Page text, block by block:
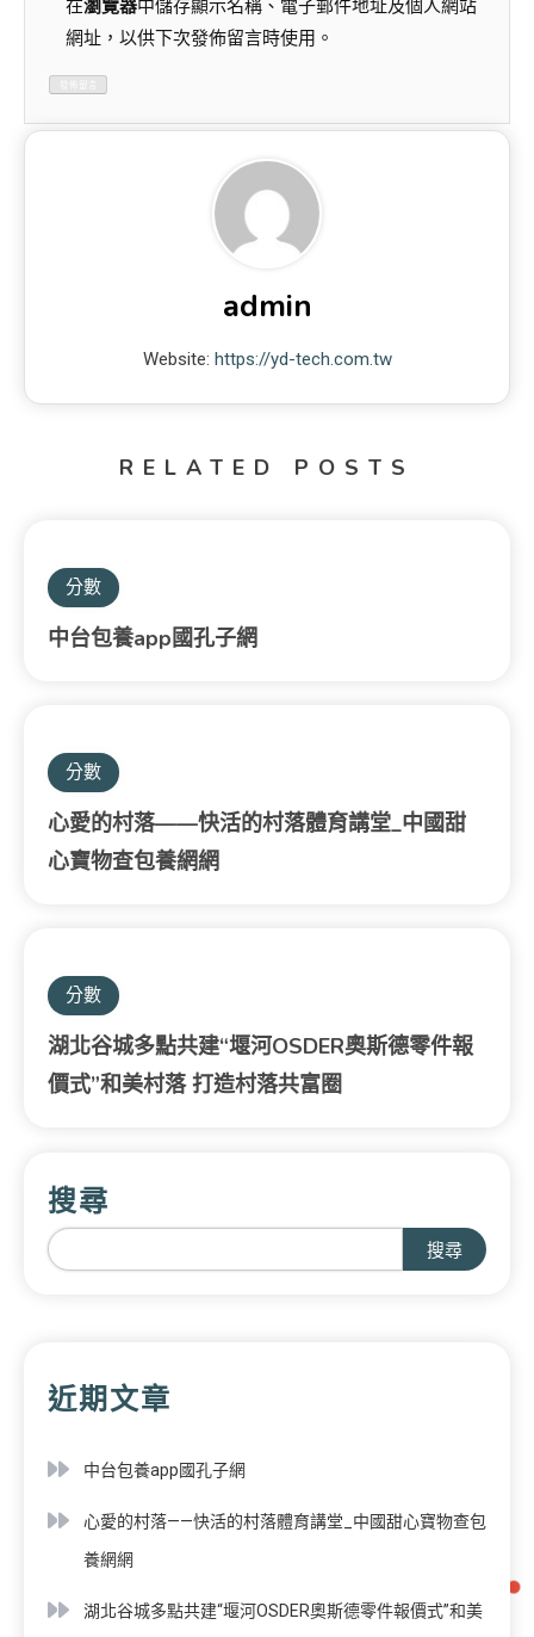
在瀏覽器中儲存顯示名稱、電子郵件地址及個人網站
網址，以供下次發佈留言時使用。
admin
Website: https://yd-tech.com.tw
RELATED POSTS
分數
中台包養app國孔子網
分數
心愛的村落——快活的村落體育講堂_中國甜
心寶物查包養網網
分數
湖北谷城多點共建“堰河OSDER奧斯德零件報
價式”和美村落 打造村落共富圈
搜尋
搜尋
近期文章
中台包養app國孔子網
心愛的村落——快活的村落體育講堂_中國甜心寶物查包
養網網
湖北谷城多點共建“堰河OSDER奧斯德零件報價式”和美